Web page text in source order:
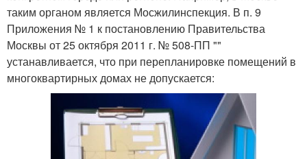
таким органом является Мосжилинспекция. В п. 9
Приложения № 1 к постановлению Правительства
Москвы от 25 октября 2011 г. № 508-ПП ""
устанавливается, что при перепланировке помещений в
многоквартирных домах не допускается: